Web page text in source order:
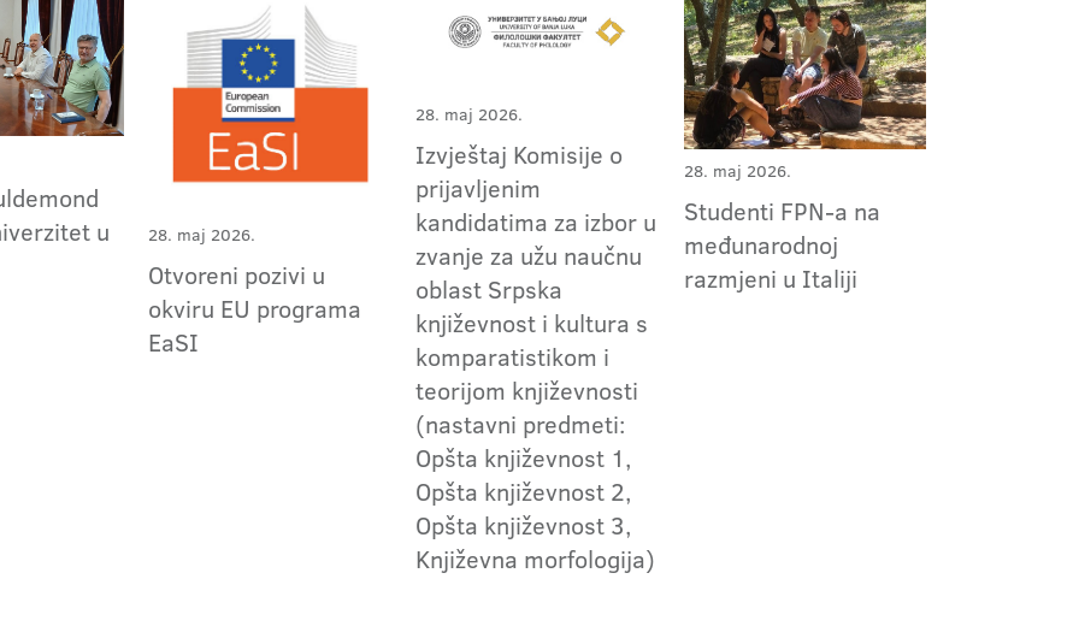
u
28. maj 2026.
Otvoreni pozivi u
okviru EU programa
EaSI
28. maj 2026.
Izvještaj Komisije o
prijavljenim
kandidatima za izbor u
zvanje za užu naučnu
oblast Srpska
književnost i kultura s
komparatistikom i
teorijom književnosti
(nastavni predmeti:
Opšta književnost 1,
Opšta književnost 2,
Opšta književnost 3,
Književna morfologija)
28. maj 2026.
Studenti FPN-a na
međunarodnoj
razmjeni u Italiji